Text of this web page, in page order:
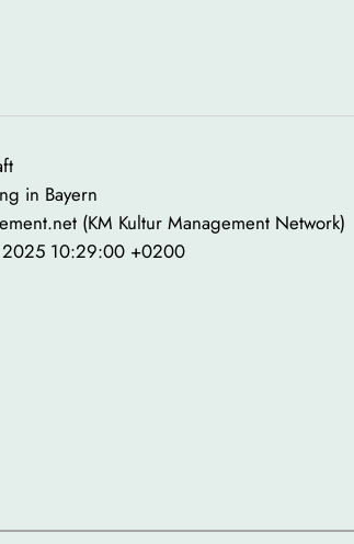
in Bayern
(KM Kultur Management Network)
2025 10:29:00 +0200